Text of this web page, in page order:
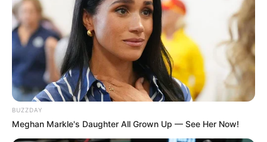
BUZZDAY
Meghan Markle's Daughter All Grown Up — See Her Now!